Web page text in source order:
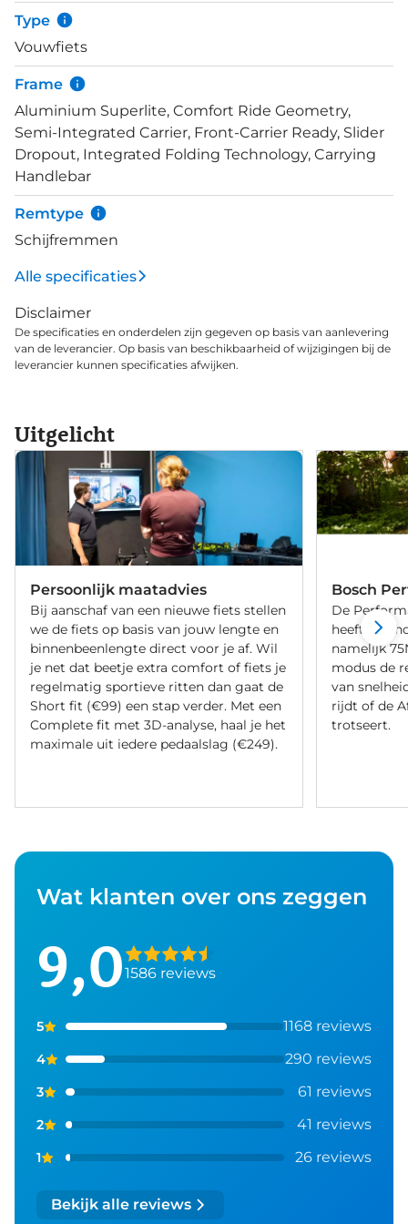
Fold er daarbij nog erg goed uitziet is logisch, want
vorm volgt functie. Dankzij z’n slimme
vouwmechanisme en praktische handgreep is deze
e-vouwfiets makkelijk mee te nemen en op te
bergen. Stuur en zadel zijn over grote hoogte
verstelbaar, zodat er voor iedereen een passende
zitpositie is te realiseren. Standaard wordt de Fold
Hybrid geleverd met spatborden, stabiele
standaard, slot en achterdrager. Een voordrager
met bijpassende tassen en manden is optioneel.
Type
Vouwfiets
Frame
Aluminium Superlite, Comfort Ride Geometry,
Semi-Integrated Carrier, Front-Carrier Ready, Slider
Dropout, Integrated Folding Technology, Carrying
Handlebar
Remtype
Schijfremmen
Alle specificaties
Disclaimer
De specificaties en onderdelen zijn gegeven op basis van aanlevering
van de leverancier. Op basis van beschikbaarheid of wijzigingen bij de
leverancier kunnen specificaties afwijken.
Uitgelicht
Persoonlijk maatadvies
Bij aanschaf van een nieuwe fiets stellen
we de fiets op basis van jouw lengte en
binnenbeenlengte direct voor je af. Wil
je net dat beetje extra comfort of fiets je
regelmatig sportieve ritten dan gaat de
Short fit (€99) een stap verder. Met een
Complete fit met 3D-analyse, haal je het
maximale uit iedere pedaalslag (€249).
Bosch
De
heeft een
namelijk
modus de
van
rijdt of de
trotseert.
Wat klanten over ons zeggen
9,01586 reviews
5 1168 reviews
4 290 reviews
3 61 reviews
2 41 reviews
1 26 reviews
Bekijk alle reviews